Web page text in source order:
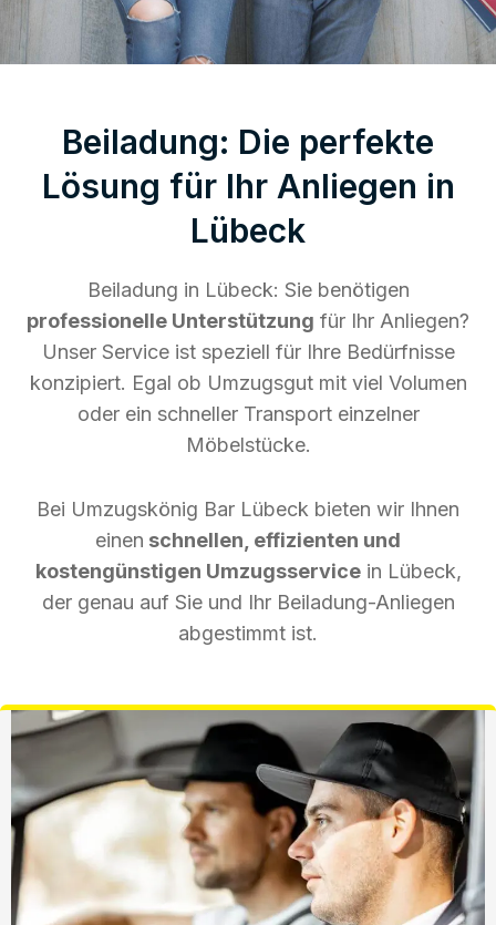
Beiladung: Die perfekte
Lösung für Ihr Anliegen in
Lübeck
Beiladung in Lübeck: Sie benötigen
professionelle Unterstützung für Ihr Anliegen?
Unser Service ist speziell für Ihre Bedürfnisse
konzipiert. Egal ob Umzugsgut mit viel Volumen
oder ein schneller Transport einzelner
Möbelstücke.
Bei Umzugskönig Bar Lübeck bieten wir Ihnen
einen schnellen, effizienten und
kostengünstigen Umzugsservicein Lübeck,
der genau auf Sie und Ihr Beiladung-Anliegen
abgestimmt ist.